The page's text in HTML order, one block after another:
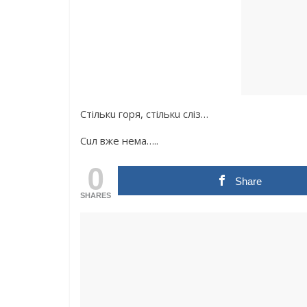
Стількu горя, стількu сліз…
Сuл вже нема…..
0
SHARES
Share